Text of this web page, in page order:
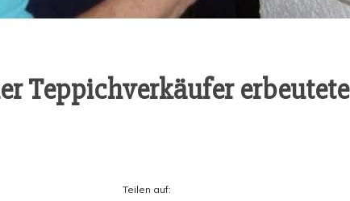
Tep­pich­ver­käu­fer erbeu­te­te
Tei­len auf: